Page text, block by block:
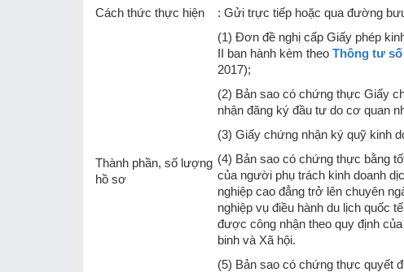
Cách thức thực hiện
: Gửi trực tiếp hoặc qua đường
Thành phần, số lượng
hồ sơ
(1) Đơn đề nghị cấp Giấy phép
II ban hành kèm theo Thông tư số
2017);
(2) Bản sao có chứng thực Giấy
nhận đăng ký đầu tư do cơ quan
(3) Giấy chứng nhận ký quỹ kinh
(4) Bản sao có chứng thực bằng
của người phụ trách kinh doanh
nghiệp cao đẳng trở lên chuyên
nghiệp vụ điều hành du lịch quốc
được công nhận theo quy định
binh và Xã hội.
(5) Bản sao có chứng thực quyết